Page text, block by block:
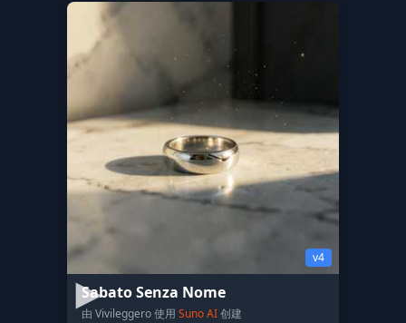
v4
Sabato Senza Nome
由 Vivileggero 使用 Suno AI创建